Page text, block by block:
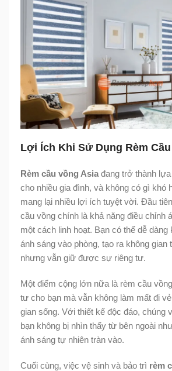
Lợi Ích Khi Sử Dụng Rèm
Rèm cầu vồng Asia đang trở thành
cho nhiều gia đình, và không có gì khó
mang lại nhiều lợi ích tuyệt vời. Đầu
cầu vồng chính là khả năng điều chỉnh
một cách linh hoạt. Bạn có thể dễ
ánh sáng vào phòng, tạo ra không gian
nhưng vẫn giữ được sự riêng tư.
Một điểm cộng lớn nữa là rèm cầu
tư cho bạn mà vẫn không làm mất đi
gian sống. Với thiết kế độc đáo, chúng
bạn không bị nhìn thấy từ bên ngoài
ánh sáng tự nhiên tràn vào.
Cuối cùng, việc vệ sinh và bảo trì rèm